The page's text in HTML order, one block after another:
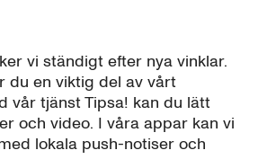
vi ständigt efter nya vinklar.
du en viktig del av vårt
vår tjänst Tipsa! kan du lätt
och video. I våra appar kan vi
lokala push-notiser och